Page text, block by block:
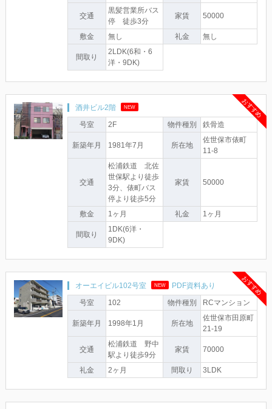
交通
黒髪営業所バス
停 徒歩3分
家賃 50000
敷金 無し 礼金 無し
間取り
2LDK(6和・6
洋・9DK)
酒井ビル2階 NEW
号室 2F 物件種別 鉄骨造
新築年月 1981年7月 所在地
佐世保市俵町
11-8
交通
松浦鉄道 北佐
世保駅より徒歩
3分、俵町バス
停より徒歩5分
家賃 50000
敷金 1ヶ月 礼金 1ヶ月
間取り
1DK(6洋・
9DK)
おすすめ
オーエイビル102号室 NEW
PDF資料あり
号室
102 物件種別 RCマンション
新築年月 1998年1月 所在地
佐世保市田原町
21-19
交通
松浦鉄道 野中
駅より徒歩9分
家賃 70000
礼金 2ヶ月 間取り 3LDK
おすすめ